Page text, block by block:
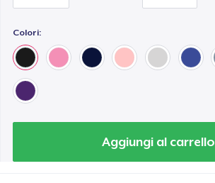
Colori:
Aggiungi al carrello